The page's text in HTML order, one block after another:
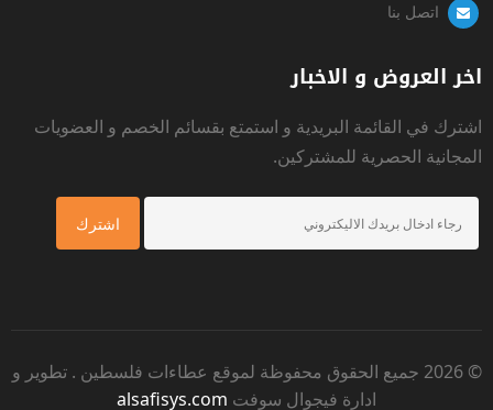
اتصل بنا
اخر العروض و الاخبار
اشترك في القائمة البريدية و استمتع بقسائم الخصم و العضويات
المجانية الحصرية للمشتركين.
© 2026 جميع الحقوق محفوظة لموقع عطاءات فلسطين. تطوير و
ادارة فيجوال سوفت alsafisys.com